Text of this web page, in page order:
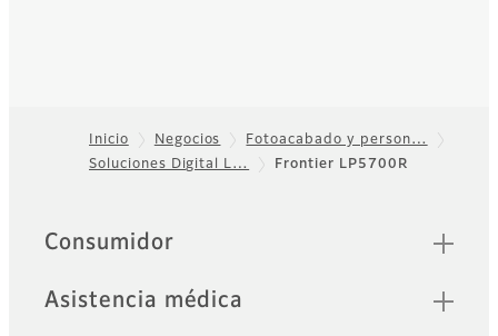
Footer
Inicio Negocios
Fotoacabado y person…
Soluciones Digital L…
Frontier LP5700R
Quick Links
Consumidor
Asistencia médica